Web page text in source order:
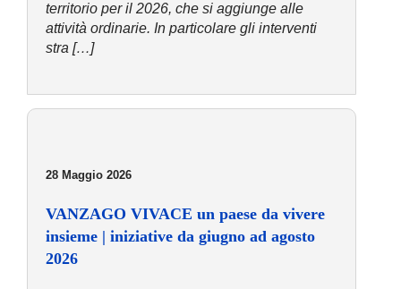
territorio per il 2026, che si aggiunge alle
attività ordinarie. In particolare gli interventi
stra […]
28 Maggio 2026
VANZAGO VIVACE un paese da vivere
insieme | iniziative da giugno ad agosto
2026